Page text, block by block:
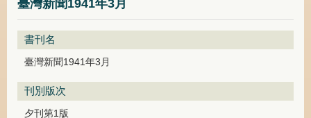
臺灣新聞1941年3月
書刊名
臺灣新聞1941年3月
刊別版次
夕刊第1版